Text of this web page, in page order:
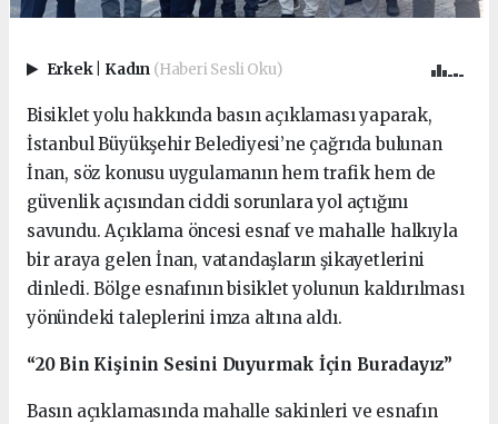
Erkek Kadın (Haberi Sesli Oku)
Bisiklet yolu hakkında basın açıklaması yaparak,
İstanbul Büyükşehir Belediyesi’ne çağrıda bulunan
İnan, söz konusu uygulamanın hem trafik hem de
güvenlik açısından ciddi sorunlara yol açtığını
savundu. Açıklama öncesi esnaf ve mahalle halkıyla
bir araya gelen İnan, vatandaşların şikayetlerini
dinledi. Bölge esnafının bisiklet yolunun kaldırılması
yönündeki taleplerini imza altına aldı.
“20 Bin Kişinin Sesini Duyurmak İçin Buradayız”
Basın açıklamasında mahalle sakinleri ve esnafın